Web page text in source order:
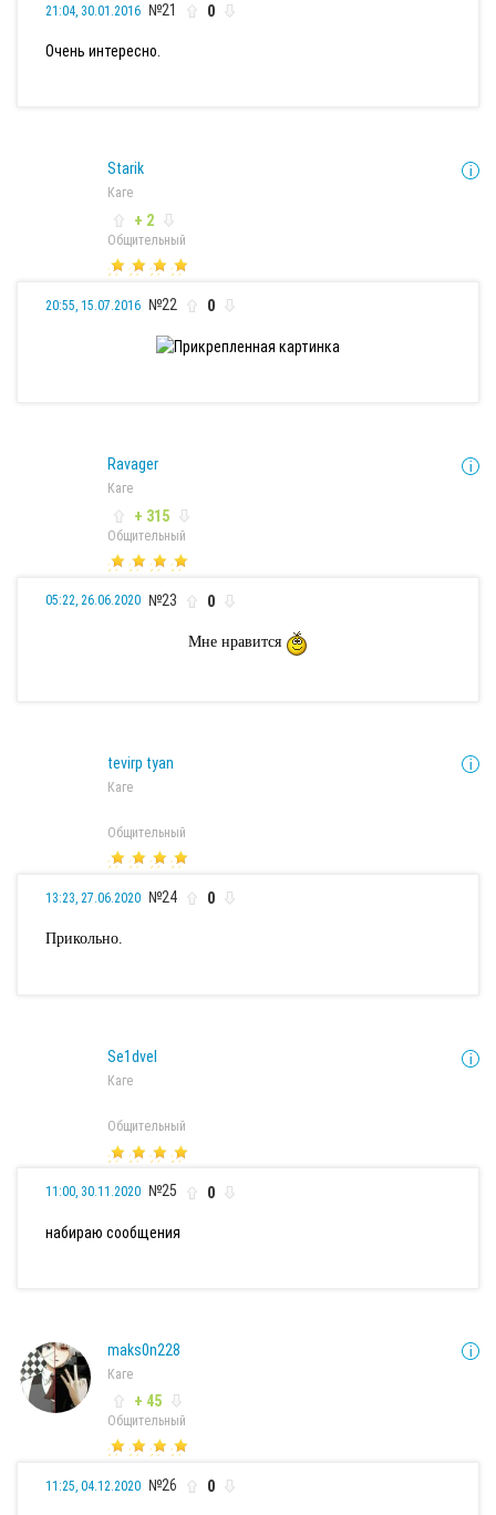
21:04, 30.01.2016 №21 0
Очень интересно.
Starik
Каге
+ 2
Общительный
20:55, 15.07.2016 №22 0
Ravager
Каге
+ 315
Общительный
05:22, 26.06.2020 №23 0
Мне нравится
tevirp tyan
Каге
Общительный
13:23, 27.06.2020 №24 0
Прикольно.
Se1dvel
Каге
Общительный
11:00, 30.11.2020 №25 0
набираю сообщения
maks0n228
Каге
+ 45
Общительный
11:25, 04.12.2020 №26 0